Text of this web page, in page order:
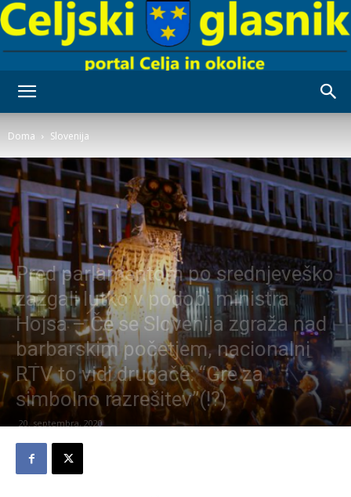
Glasnik
Doma Slovenija
Pred parlamentom po srednjeveško
zažgali lutko v podobi ministra
Hojsa – Če se Slovenija zgraža nad
barbarskim početjem, nacionalni
RTV to vidi drugače: “Gre za
simbolno razrešitev”(!?)
20. septembra, 2020